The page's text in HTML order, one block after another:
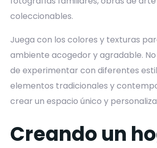
coleccionables.
Juega con los colores y texturas
ambiente acogedor y agradable.
de experimentar con diferentes
elementos tradicionales y
crear un espacio único y
Creando un